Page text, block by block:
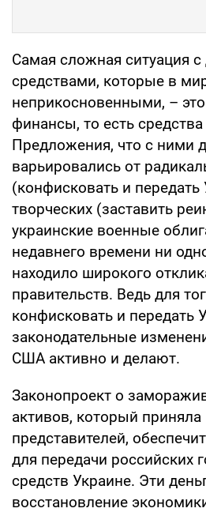
Самая сложная ситуация
средствами, которые в
неприкосновенными, –
финансы, то есть
Предложения, что с ними
варьировались от
(конфисковать и передать
творческих (заставить
украинские военные
недавнего времени ни
находило широкого
правительств. Ведь для
конфисковать и передать
законодательные
США активно и делают.
Законопроект о
активов, который приняла
представителей,
для передачи российских
средств Украине. Эти
восстановление